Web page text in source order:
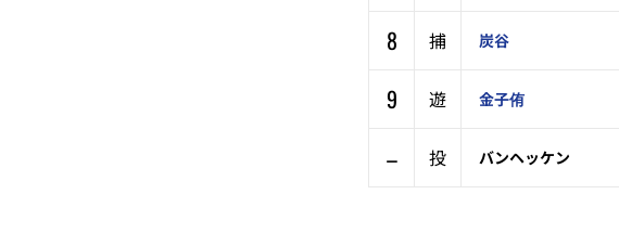
8
捕 炭谷
9
遊 金子侑
–
投 バンヘッケン